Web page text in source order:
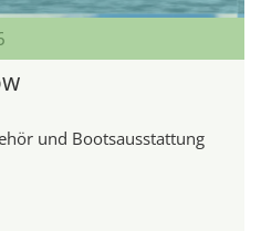
und Bootsausstattung